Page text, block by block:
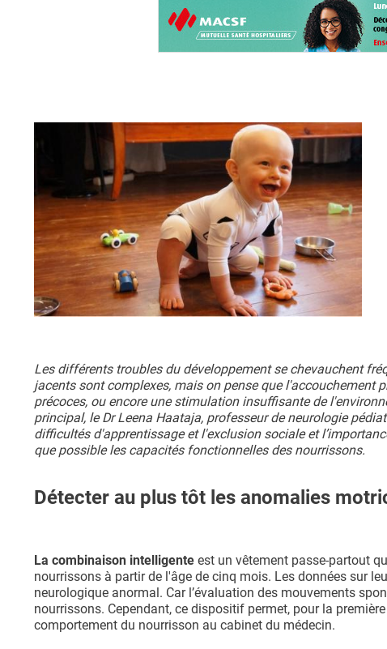
Les différents troubles du développement se chevauchent
jacents sont complexes, mais on pense que l'accouchement
précoces, ou encore une stimulation insuffisante de
principal, le Dr Leena Haataja, professeur de neurologie
difficultés d'apprentissage et l'exclusion sociale et
que possible les capacités fonctionnelles des nourrissons.
Détecter au plus tôt les anomalies
La combinaison intelligente est un vêtement passe-partout
nourrissons à partir de l'âge de cinq mois. Les données sur
neurologique anormal. Car l’évaluation des mouvements
nourrissons. Cependant, ce dispositif permet, pour la
comportement du nourrisson au cabinet du médecin.